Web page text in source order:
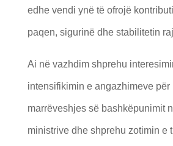
edhe vendi ynë të ofrojë
paqen, sigurinë dhe stabilitetin
Ai në vazhdim shprehu
intensifikimin e angazhimeve
marrëveshjes së bashkëpunimit
ministrive dhe shprehu zotimin e